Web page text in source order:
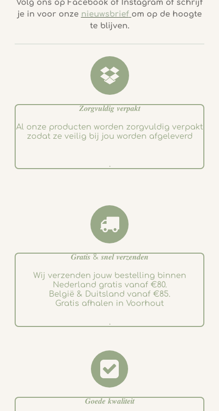
b
o
k
t
a
g
a
Volg ons op Facebook of Instagram of schrijf
je in voor onze nieuwsbrief om op de hoogte
te blijven.
𝒁𝒐𝒓𝒈𝒗𝒖𝒍𝒅𝒊𝒈 𝒗𝒆𝒓𝒑𝒂𝒌𝒕
Al onze producten worden zorgvuldig verpakt
zodat ze veilig bij jou worden afgeleverd
.
𝑮𝒓𝒂𝒕𝒊𝒔 & 𝒔𝒏𝒆𝒍 𝒗𝒆𝒓𝒛𝒆𝒏𝒅𝒆𝒏
Wij verzenden jouw bestelling binnen
Nederland gratis vanaf €80.
België & Duitsland vanaf €85.
Gratis afhalen in Voorhout
.
𝑮𝒐𝒆𝒅𝒆 𝒌𝒘𝒂𝒍𝒊𝒕𝒆𝒊𝒕